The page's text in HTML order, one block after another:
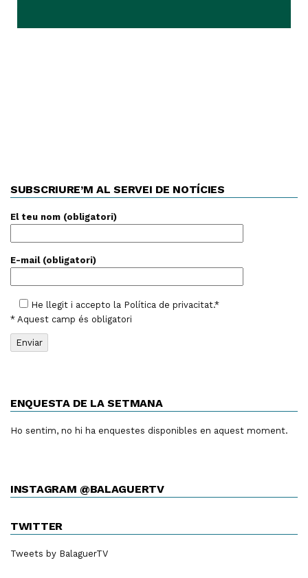
SUBSCRIURE’M AL SERVEI DE NOTÍCIES
El teu nom (obligatori)
E-mail (obligatori)
He llegit i accepto la Política de privacitat.*
* Aquest camp és obligatori
ENQUESTA DE LA SETMANA
Ho sentim, no hi ha enquestes disponibles en aquest moment.
INSTAGRAM @BALAGUERTV
TWITTER
Tweets by BalaguerTV